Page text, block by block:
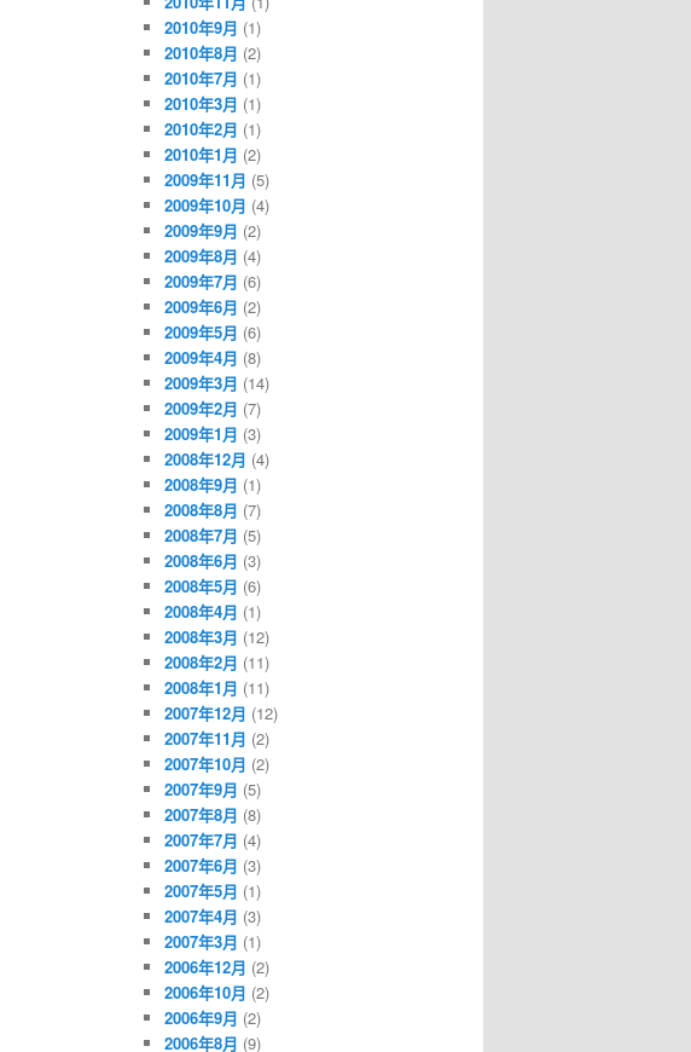
2010年9月 (1)
2010年8月 (2)
2010年7月 (1)
2010年3月 (1)
2010年2月 (1)
2010年1月 (2)
2009年11月 (5)
2009年10月 (4)
2009年9月 (2)
2009年8月 (4)
2009年7月 (6)
2009年6月 (2)
2009年5月 (6)
2009年4月 (8)
2009年3月 (14)
2009年2月 (7)
2009年1月 (3)
2008年12月 (4)
2008年9月 (1)
2008年8月 (7)
2008年7月 (5)
2008年6月 (3)
2008年5月 (6)
2008年4月 (1)
2008年3月 (12)
2008年2月 (11)
2008年1月 (11)
2007年12月 (12)
2007年11月 (2)
2007年10月 (2)
2007年9月 (5)
2007年8月 (8)
2007年7月 (4)
2007年6月 (3)
2007年5月 (1)
2007年4月 (3)
2007年3月 (1)
2006年12月 (2)
2006年10月 (2)
2006年9月 (2)
2006年8月 (9)